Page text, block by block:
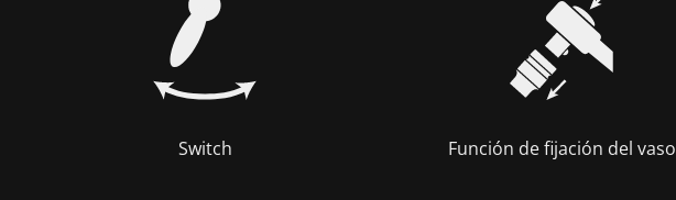
Switch Función de fijación del vaso